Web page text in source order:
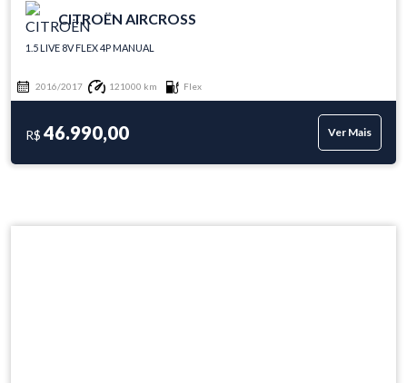
CITROËN AIRCROSS
1.5 LIVE 8V FLEX 4P MANUAL
2016/2017 121000 km Flex
R$ 46.990,00 Ver Mais